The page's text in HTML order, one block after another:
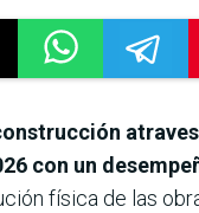
con un
física de las